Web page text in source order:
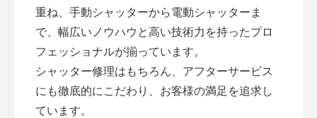
重ね、手動シャッターから電動シャッターま
で、幅広いノウハウと高い技術力を持ったプロ
フェッショナルが揃っています。
シャッター修理はもちろん、アフターサービス
にも徹底的にこだわり、お客様の満足を追求し
ています。